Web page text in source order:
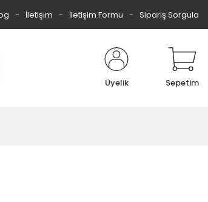
İletişim İletişim Formu Sipariş Sorgula
Üyelik Sepetim